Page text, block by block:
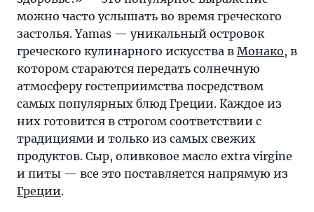
можно часто услышать во время греческого
застолья. Yamas — уникальный островок
греческого кулинарного искусства в Монако, в
котором стараются передать солнечную
атмосферу гостеприимства посредством
самых популярных блюд Греции. Каждое из
них готовится в строгом соответствии с
традициями и только из самых свежих
продуктов. Сыр, оливковое масло extra virgine
и питы — все это поставляется напрямую из
Греции.